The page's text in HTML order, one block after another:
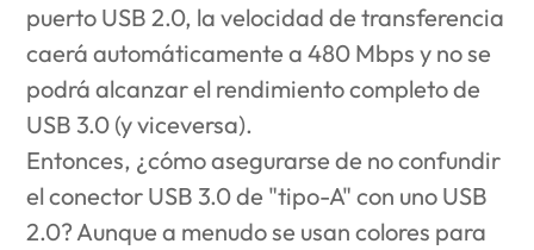
puerto USB 2.0, la velocidad de transferencia
caerá automáticamente a 480 Mbps y no se
podrá alcanzar el rendimiento completo de
USB 3.0 (y viceversa).
Entonces, ¿cómo asegurarse de no confundir
el conector USB 3.0 de "tipo-A" con uno USB
2.0? Aunque a menudo se usan colores para